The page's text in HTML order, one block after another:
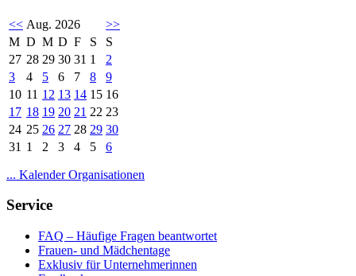
<< Aug. 2026
>>
M D M D F S
S
27 28 29 30 31 1
2
3
4 5 6 7 8
9
10 11 12 13 14 15 16
17 18 19 20 21 22 23
24 25 26 27 28 29 30
31 1 2 3 4 5 6
... Kalender Organisationen
Service
FAQ – Häufige Fragen beantwortet
Frauen- und Mädchentage
Exklusiv für Unternehmerinnen